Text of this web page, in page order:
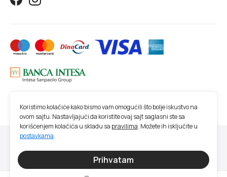
Sve cene na ovom sajtu iskazane su u dinarima. PDV je uračunat u cenu. Studio
SM nastoji da bude što precizniji u opisu proizvoda, prikazu slika, trenutnoj
raspoloživosti i ceni proizvoda. Ipak, ne možemo garantovati da su sve navedene
Koristimo kolačiće kako bismo vam omogućili što bolje iskustvo na
ovom sajtu. Nastavljajući da koristite ovaj sajt saglasni ste sa
korišćenjem kolačića u skladu sa pravilima. Možete ih isključite u
postavkama.
Prihvatam